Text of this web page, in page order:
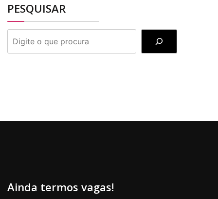
PESQUISAR
PESQUISAR
Ainda termos vagas!